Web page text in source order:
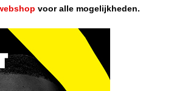
voor alle mogelijkheden.